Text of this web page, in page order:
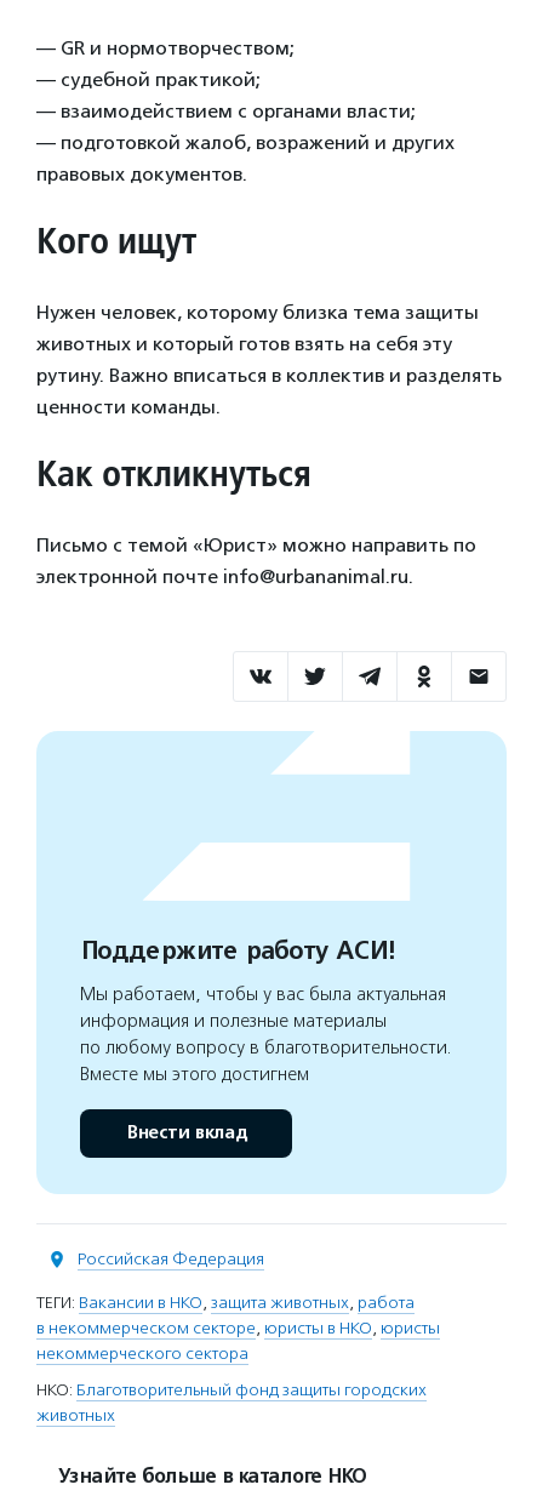
— GR и нормотворчеством;
— судебной практикой;
— взаимодействием с органами власти;
— подготовкой жалоб, возражений и других
правовых документов.
Кого ищут
Нужен человек, которому близка тема защиты
животных и который готов взять на себя эту
рутину. Важно вписаться в коллектив и разделять
ценности команды.
Как откликнуться
Письмо с темой «Юрист» можно направить по
электронной почте info@urbananimal.ru.
Поддержите работу АСИ!
Мы работаем, чтобы у вас была актуальная
информация и полезные материалы
по любому вопросу в благотворительности.
Вместе мы этого достигнем
Внести вклад
Российская Федерация
ТЕГИ: Вакансии в НКО, защита животных, работа
в некоммерческом секторе, юристы в НКО, юристы
некоммерческого сектора
НКО: Благотворительный фонд защиты городских
животных
Узнайте больше в каталоге НКО